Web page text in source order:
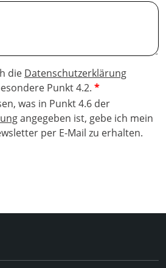
die Datenschutzerklärung
Punkt 4.2.
was in Punkt 4.6 der
angegeben ist, gebe ich mein
per E-Mail zu erhalten.